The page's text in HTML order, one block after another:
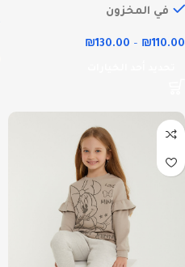
في المخزون
₪110.00
–
₪130.00